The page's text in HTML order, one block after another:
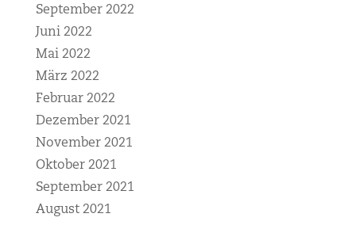
September 2022
Juni 2022
Mai 2022
März 2022
Februar 2022
Dezember 2021
November 2021
Oktober 2021
September 2021
August 2021